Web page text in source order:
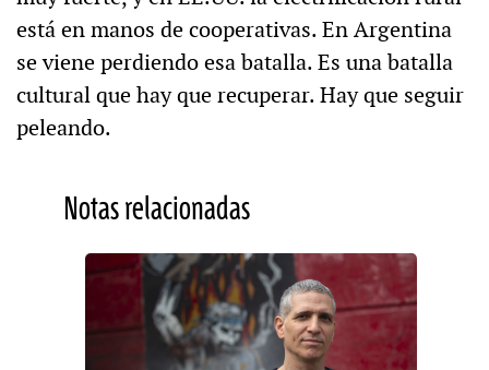
está en manos de cooperativas. En Argentina
se viene perdiendo esa batalla. Es una batalla
cultural que hay que recuperar. Hay que seguir
peleando.
Notas relacionadas